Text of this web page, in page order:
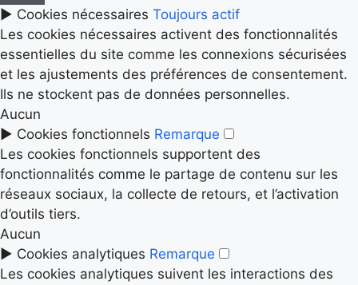
► Cookies nécessaires Toujours actif
Les cookies nécessaires activent des fonctionnalités
essentielles du site comme les connexions sécurisées
et les ajustements des préférences de consentement.
Ils ne stockent pas de données personnelles.
Aucun
► Cookies fonctionnels Remarque
Les cookies fonctionnels supportent des
fonctionnalités comme le partage de contenu sur les
réseaux sociaux, la collecte de retours, et l’activation
d’outils tiers.
Aucun
► Cookies analytiques Remarque
Les cookies analytiques suivent les interactions des